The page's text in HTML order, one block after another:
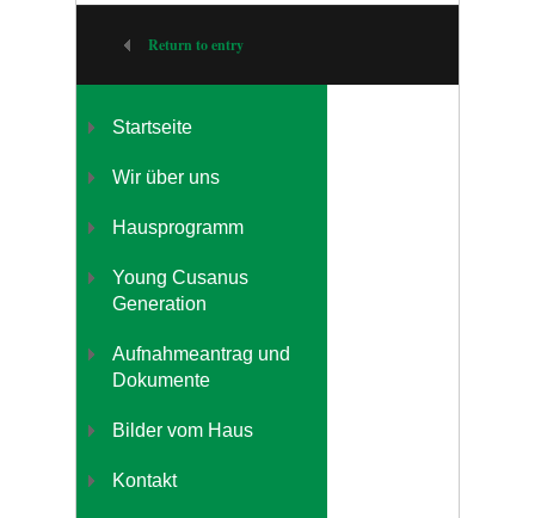
Return to entry
Startseite
Wir über uns
Hausprogramm
Young Cusanus
Generation
Aufnahmeantrag und
Dokumente
Bilder vom Haus
Kontakt